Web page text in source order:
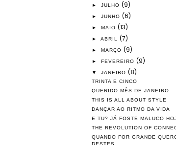
► JULHO (9)
► JUNHO (6)
► MAIO (13)
► ABRIL (7)
► MARÇO (9)
► FEVEREIRO (9)
▼ JANEIRO (8)
TRINTA E CINCO
QUERIDO MÊS DE JANEIRO
THIS IS ALL ABOUT STYLE
DANÇAR AO RITMO DA VIDA
E TU? JÁ FOSTE MALUCO
THE REVOLUTION OF
QUANDO FOR GRANDE
DESTES